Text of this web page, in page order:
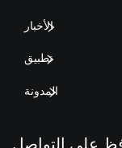
الأخبار
تطبيق
المدونة
على التواصل